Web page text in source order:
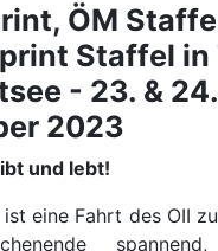
ÖM
Staffel in
- 23. & 24.
2023
und lebt!
eine Fahrt des OII